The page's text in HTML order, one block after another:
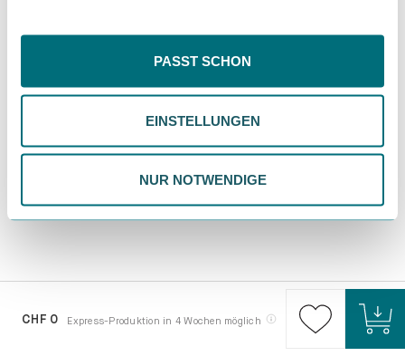
Inhalte eingeschränkt sein könnten. Wähle
deiner Präferenzen. Du kannst deine Wahl jederzeit
ändern. Weitere Informationen findest du in unserer
Datenschutzrichtlinie.
PASST SCHON
EINSTELLUNGEN
NUR NOTWENDIGE
CHF 0 Express-Produktion in 4 Wochen möglich